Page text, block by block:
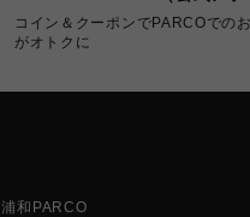
コイン＆クーポンでPARCOでの
がオトクに
浦和PARCO